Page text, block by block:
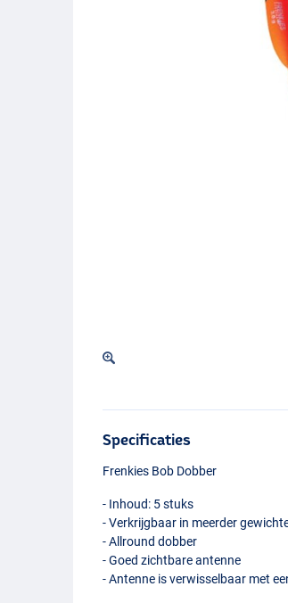
Specificaties
Frenkies Bob Dobber
- Inhoud: 5 stuks
- Verkrijgbaar in meerder
- Allround dobber
- Goed zichtbare antenne
- Antenne is verwisselbaar met